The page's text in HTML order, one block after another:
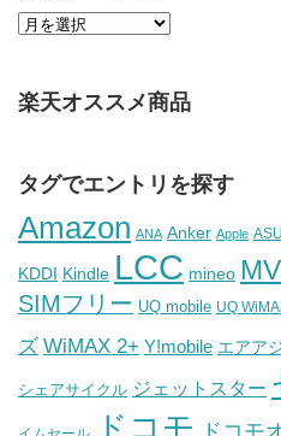
楽天オススメ商品
タグでエントリを探す
Amazon ANA Anker Apple
KDDI Kindle LCC mineo
SIMフリー UQ mobile UQ
ズ WiMAX 2+ Y!mobile エアア
シェアサイクル ジェットスター
ドコモ